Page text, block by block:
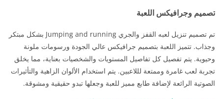
تصميم وجرافيكس اللعبة
تم تصميم تنزيل لعبه القفز والجري Jumping and running بشكل مبتكر
وجذاب. تتميز اللعبة بتصميم جرافيكس عالي الجودة ورسومات ملونة
وحيوية. يتم تفصيل كل تفاصيل المستويات والشخصيات بعناية، مما يخلق
تجربة لعب غامرة وممتعة لللاعبين. يتم استخدام الألوان الزاهية والتأثيرات
الصوتية الرائعة لإضافة طابع مميز للعبة وجعلها تبدو حقيقية ومشوقة.